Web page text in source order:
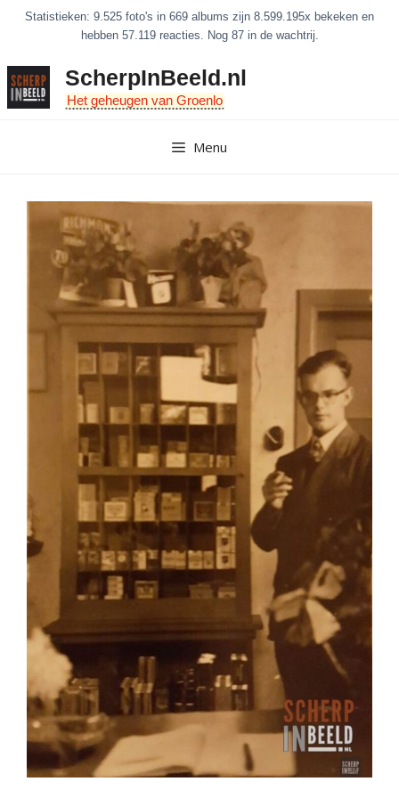
inhoud
Statistieken: 9.525 foto's in 669 albums zijn 8.599.195x bekeken en
hebben 57.119 reacties. Nog 87 in de wachtrij.
ScherpInBeeld.nl
Het geheugen van Groenlo
Menu